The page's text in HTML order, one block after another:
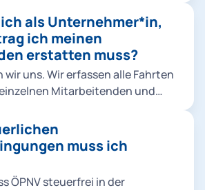
Ihren Mitarbeitenden
Verfügung zu stellen - für
Sie können den Rahmen
frei wählen.
keine Einschränkung, egal ob
Festangestellte
können
werden.
als Unternehmer*in,
ich meinen
erstatten muss?
wir uns. Wir erfassen alle Fahrten
Mitarbeitenden und
Sie als
dann genau, welchen Betrag X
Y welchem
erstatten müssen.
muss ich
ÖPNV steuerfrei in der